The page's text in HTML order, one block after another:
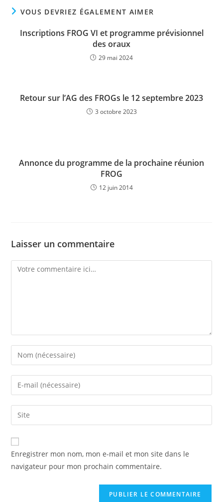
VOUS DEVRIEZ ÉGALEMENT AIMER
Inscriptions FROG VI et programme prévisionnel
des oraux
29 mai 2024
Retour sur l’AG des FROGs le 12 septembre 2023
3 octobre 2023
Annonce du programme de la prochaine réunion
FROG
12 juin 2014
Laisser un commentaire
Enregistrer mon nom, mon e-mail et mon site dans le
navigateur pour mon prochain commentaire.